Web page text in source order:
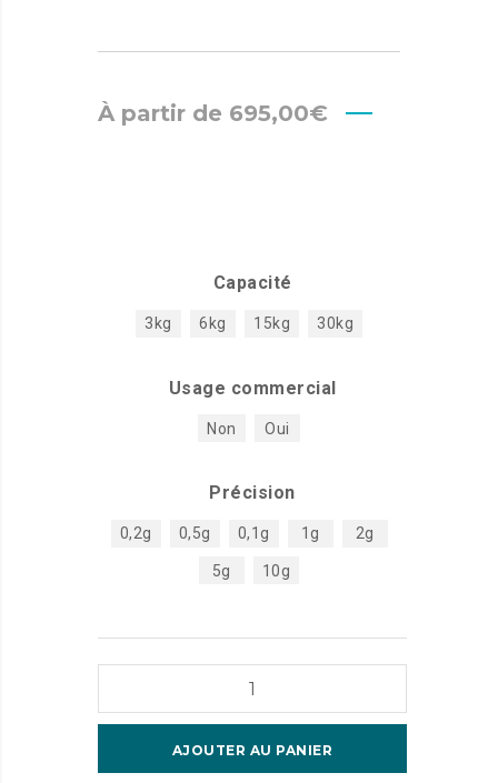
À partir de 695,00€
Capacité
3kg 6kg 15kg 30kg
Usage commercial
Non Oui
Précision
0,2g 0,5g 0,1g 1g 2g
5g 10g
de
4000
AJOUTER AU PANIER